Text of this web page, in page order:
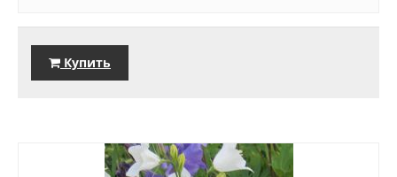
Купить